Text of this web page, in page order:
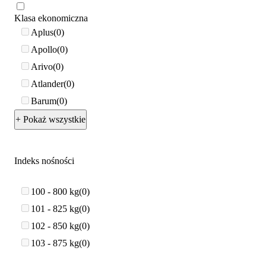
Klasa ekonomiczna
Aplus 0
Apollo 0
Arivo 0
Atlander 0
Barum 0
+ Pokaż wszystkie
Indeks nośności
100 - 800 kg 0
101 - 825 kg 0
102 - 850 kg 0
103 - 875 kg 0